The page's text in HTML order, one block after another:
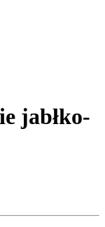
jabłko-